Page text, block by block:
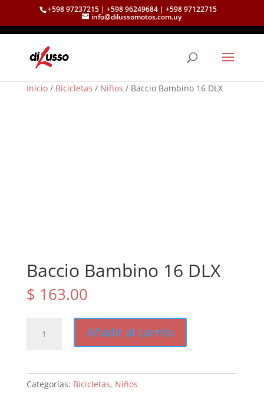
+598 97237215 | +598 96249684 | +598 97122715
info@dilussomotos.com.uy
Inicio/ Bicicletas / Niños / Baccio Bambino 16 DLX
Baccio Bambino 16 DLX
$ 163.00
Bambino
Añadir al carrito
Categorías: Bicicletas, Niños